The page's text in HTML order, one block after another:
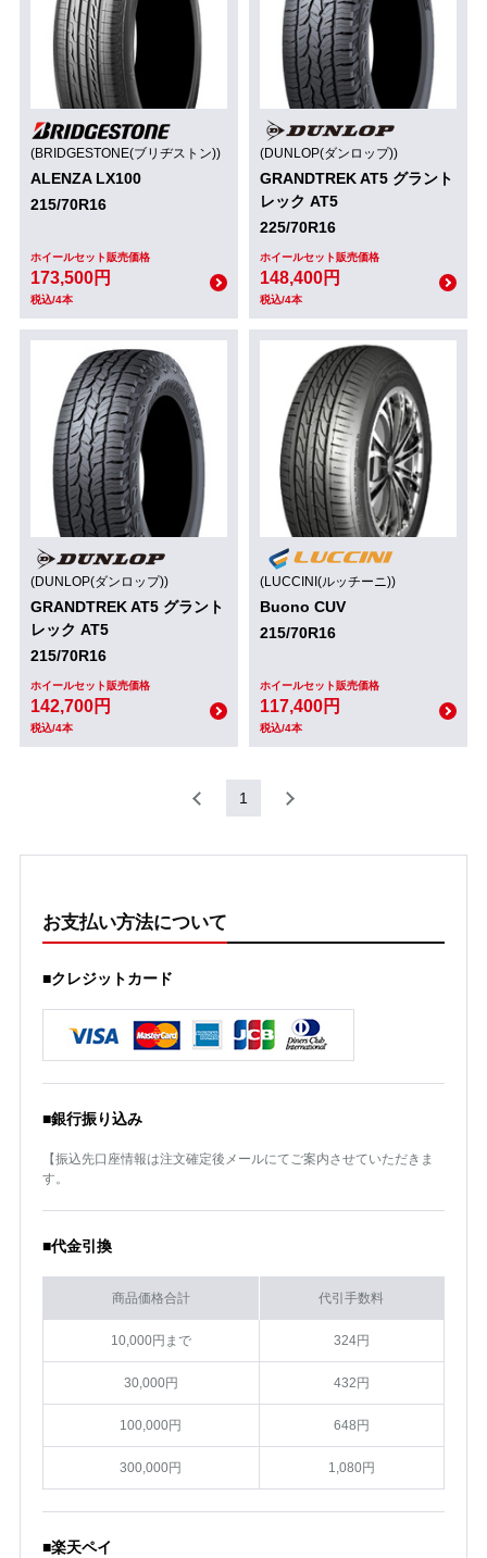
(BRIDGESTONE(ブリヂストン))
ALENZA LX100
215/70R16
ホイールセット販売価格
173,500円
税込/4本
(DUNLOP(ダンロップ))
GRANDTREK AT5 グラント
レック AT5
225/70R16
ホイールセット販売価格
148,400円
税込/4本
(DUNLOP(ダンロップ))
GRANDTREK AT5 グラント
レック AT5
215/70R16
ホイールセット販売価格
142,700円
税込/4本
(LUCCINI(ルッチーニ))
Buono CUV
215/70R16
ホイールセット販売価格
117,400円
税込/4本
1
お支払い方法について
■クレジットカード
■銀行振り込み
【振込先口座情報は注文確定後メールにてご案内させていただきま
す。
■代金引換
商品価格合計 代引手数料
10,000円まで 324円
30,000円 432円
100,000円 648円
300,000円 1,080円
■楽天ペイ